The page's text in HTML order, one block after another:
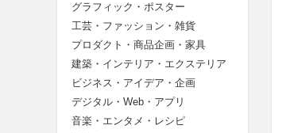
グラフィック・ポスター
工芸・ファッション・雑貨
プロダクト・商品企画・家具
建築・インテリア・エクステリア
ビジネス・アイデア・企画
デジタル・Web・アプリ
音楽・エンタメ・レシピ